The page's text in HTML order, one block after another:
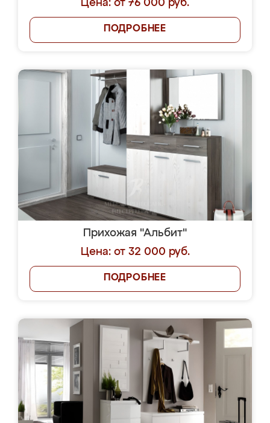
Цена: от 76 000 руб.
ПОДРОБНЕЕ
Прихожая "Альбит"
Цена: от 32 000 руб.
ПОДРОБНЕЕ